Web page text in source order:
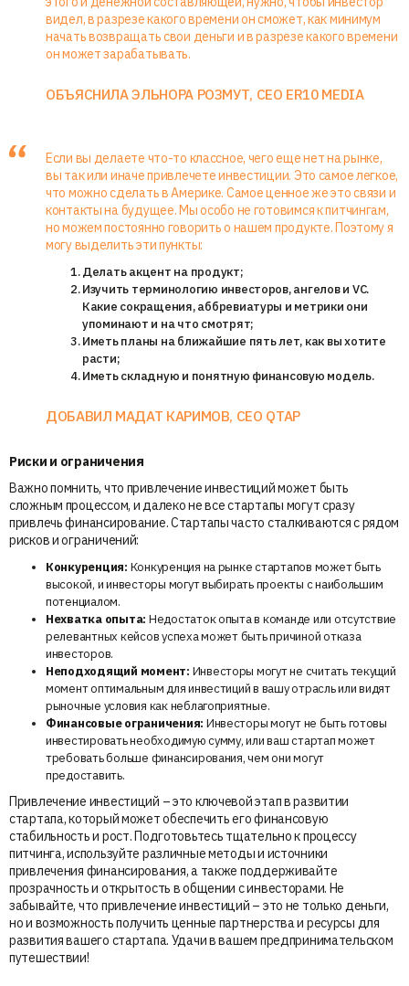
видел, в разрезе какого времени он сможет, как минимум
начать возвращать свои деньги и в разрезе какого времени
он может зарабатывать.
ОБЪЯСНИЛА ЭЛЬНОРА РОЗМУТ, CEO ER10 MEDIA
Если вы делаете что-то классное, чего еще нет на рынке,
вы так или иначе привлечете инвестиции. Это самое легкое,
что можно сделать в Америке. Самое ценное же это связи и
контакты на будущее. Мы особо не готовимся к питчингам,
но можем постоянно говорить о нашем продукте. Поэтому я
могу выделить эти пункты:
Делать акцент на продукт;
Изучить терминологию инвесторов, ангелов и VC.
Какие сокращения, аббревиатуры и метрики они
упоминают и на что смотрят;
Иметь планы на ближайшие пять лет, как вы хотите
расти;
Иметь складную и понятную финансовую модель.
ДОБАВИЛ МАДАТ КАРИМОВ, CEO QTAP
Риски и ограничения
Важно помнить, что привлечение инвестиций может быть
сложным процессом, и далеко не все стартапы могут сразу
привлечь финансирование. Стартапы часто сталкиваются с рядом
рисков и ограничений:
Конкуренция: Конкуренция на рынке стартапов может быть
высокой, и инвесторы могут выбирать проекты с наибольшим
потенциалом.
Нехватка опыта: Недостаток опыта в команде или отсутствие
релевантных кейсов успеха может быть причиной отказа
инвесторов.
Неподходящий момент: Инвесторы могут не считать текущий
момент оптимальным для инвестиций в вашу отрасль или видят
рыночные условия как неблагоприятные.
Финансовые ограничения: Инвесторы могут не быть готовы
инвестировать необходимую сумму, или ваш стартап может
требовать больше финансирования, чем они могут
предоставить.
Привлечение инвестиций – это ключевой этап в развитии
стартапа, который может обеспечить его финансовую
стабильность и рост. Подготовьтесь тщательно к процессу
питчинга, используйте различные методы и источники
привлечения финансирования, а также поддерживайте
прозрачность и открытость в общении с инвесторами. Не
забывайте, что привлечение инвестиций – это не только деньги,
но и возможность получить ценные партнерства и ресурсы для
развития вашего стартапа. Удачи в вашем предпринимательском
путешествии!